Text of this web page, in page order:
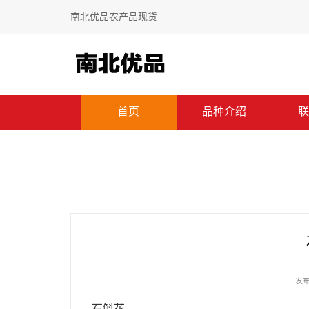
南北优品农产品现货
首页 品种介绍
发